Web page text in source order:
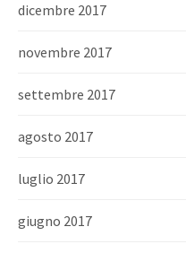
dicembre 2017
novembre 2017
settembre 2017
agosto 2017
luglio 2017
giugno 2017